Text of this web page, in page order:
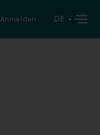
Anmelden DE